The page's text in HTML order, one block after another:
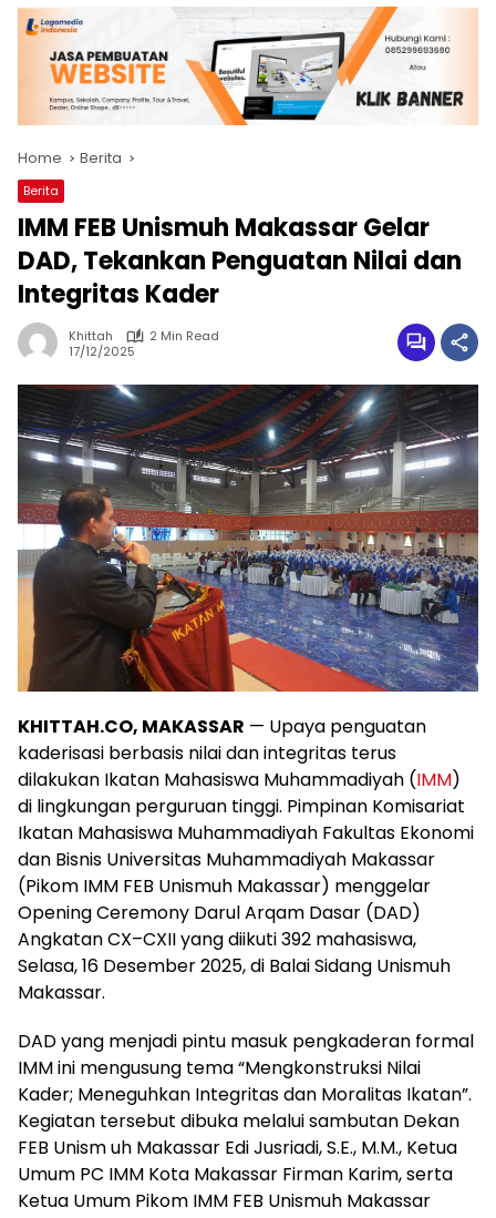
Home Berita
Berita
IMM FEB Unismuh Makassar Gelar
DAD, Tekankan Penguatan Nilai dan
Integritas Kader
Khittah
2 Min Read
17/12/2025
KHITTAH.CO, MAKASSAR — Upaya penguatan
kaderisasi berbasis nilai dan integritas terus
dilakukan Ikatan Mahasiswa Muhammadiyah (IMM)
di lingkungan perguruan tinggi. Pimpinan Komisariat
Ikatan Mahasiswa Muhammadiyah Fakultas Ekonomi
dan Bisnis Universitas Muhammadiyah Makassar
(Pikom IMM FEB Unismuh Makassar) menggelar
Opening Ceremony Darul Arqam Dasar (DAD)
Angkatan CX–CXII yang diikuti 392 mahasiswa,
Selasa, 16 Desember 2025, di Balai Sidang Unismuh
Makassar.
DAD yang menjadi pintu masuk pengkaderan formal
IMM ini mengusung tema “Mengkonstruksi Nilai
Kader; Meneguhkan Integritas dan Moralitas Ikatan”.
Kegiatan tersebut dibuka melalui sambutan Dekan
FEB Unism uh Makassar Edi Jusriadi, S.E., M.M., Ketua
Umum PC IMM Kota Makassar Firman Karim, serta
Ketua Umum Pikom IMM FEB Unismuh Makassar